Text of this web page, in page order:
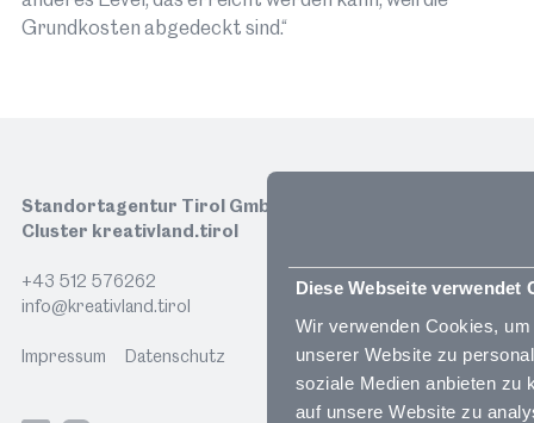
Diese Webseite verwendet
Wir verwenden Cookies,
unserer Website zu
soziale Medien anbieten zu
auf unsere Website zu
Grundkosten abgedeckt sind.“
Standortagentur Tirol GmbH
Cluster kreativland.tirol
+43 512 576262
info@kreativland.tirol
Impressum Datenschutz
© Lebensraum Tirol Gruppe
Fr 25.09